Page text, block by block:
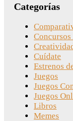
Categorías
Cuídate
Estrenos
Juegos
Juegos
Juegos
Libros
Memes